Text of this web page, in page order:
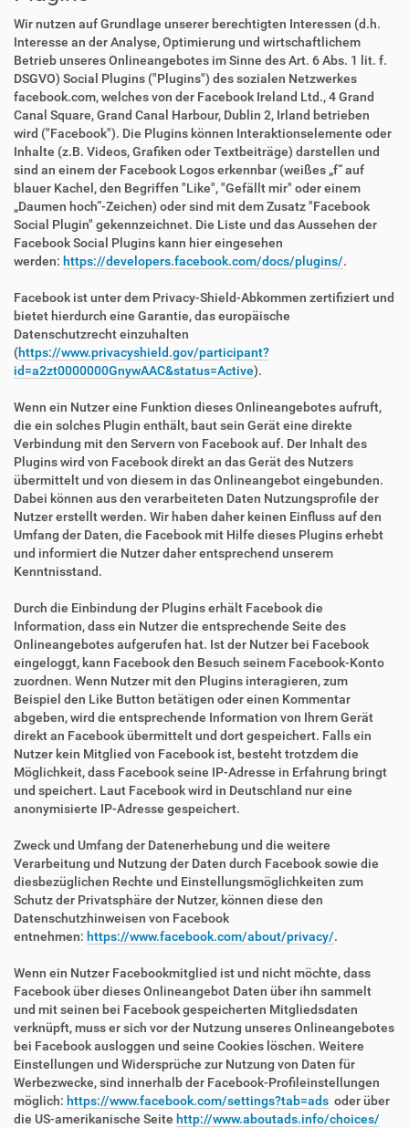
Wir nutzen auf Grundlage unserer berechtigten Interessen (d.h.
Interesse an der Analyse, Optimierung und wirtschaftlichem
Betrieb unseres Onlineangebotes im Sinne des Art. 6 Abs. 1 lit. f.
DSGVO) Social Plugins ("Plugins") des sozialen Netzwerkes
facebook.com, welches von der Facebook Ireland Ltd., 4 Grand
Canal Square, Grand Canal Harbour, Dublin 2, Irland betrieben
wird ("Facebook"). Die Plugins können Interaktionselemente oder
Inhalte (z.B. Videos, Grafiken oder Textbeiträge) darstellen und
sind an einem der Facebook Logos erkennbar (weißes „f“ auf
blauer Kachel, den Begriffen "Like", "Gefällt mir" oder einem
„Daumen hoch“-Zeichen) oder sind mit dem Zusatz "Facebook
Social Plugin" gekennzeichnet. Die Liste und das Aussehen der
Facebook Social Plugins kann hier eingesehen
werden: https://developers.facebook.com/docs/plugins/.
Facebook ist unter dem Privacy-Shield-Abkommen zertifiziert und
bietet hierdurch eine Garantie, das europäische
Datenschutzrecht einzuhalten
(https://www.privacyshield.gov/participant?
id=a2zt0000000GnywAAC&status=Active).
Wenn ein Nutzer eine Funktion dieses Onlineangebotes aufruft,
die ein solches Plugin enthält, baut sein Gerät eine direkte
Verbindung mit den Servern von Facebook auf. Der Inhalt des
Plugins wird von Facebook direkt an das Gerät des Nutzers
übermittelt und von diesem in das Onlineangebot eingebunden.
Dabei können aus den verarbeiteten Daten Nutzungsprofile der
Nutzer erstellt werden. Wir haben daher keinen Einfluss auf den
Umfang der Daten, die Facebook mit Hilfe dieses Plugins erhebt
und informiert die Nutzer daher entsprechend unserem
Kenntnisstand.
Durch die Einbindung der Plugins erhält Facebook die
Information, dass ein Nutzer die entsprechende Seite des
Onlineangebotes aufgerufen hat. Ist der Nutzer bei Facebook
eingeloggt, kann Facebook den Besuch seinem Facebook-Konto
zuordnen. Wenn Nutzer mit den Plugins interagieren, zum
Beispiel den Like Button betätigen oder einen Kommentar
abgeben, wird die entsprechende Information von Ihrem Gerät
direkt an Facebook übermittelt und dort gespeichert. Falls ein
Nutzer kein Mitglied von Facebook ist, besteht trotzdem die
Möglichkeit, dass Facebook seine IP-Adresse in Erfahrung bringt
und speichert. Laut Facebook wird in Deutschland nur eine
anonymisierte IP-Adresse gespeichert.
Zweck und Umfang der Datenerhebung und die weitere
Verarbeitung und Nutzung der Daten durch Facebook sowie die
diesbezüglichen Rechte und Einstellungsmöglichkeiten zum
Schutz der Privatsphäre der Nutzer, können diese den
Datenschutzhinweisen von Facebook
entnehmen: https://www.facebook.com/about/privacy/.
Wenn ein Nutzer Facebookmitglied ist und nicht möchte, dass
Facebook über dieses Onlineangebot Daten über ihn sammelt
und mit seinen bei Facebook gespeicherten Mitgliedsdaten
verknüpft, muss er sich vor der Nutzung unseres Onlineangebotes
bei Facebook ausloggen und seine Cookies löschen. Weitere
Einstellungen und Widersprüche zur Nutzung von Daten für
Werbezwecke, sind innerhalb der Facebook-Profileinstellungen
möglich: https://www.facebook.com/settings?tab=ads oder über
die US-amerikanische Seite http://www.aboutads.info/choices/